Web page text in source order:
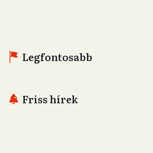
Legfontosabb
Friss hírek